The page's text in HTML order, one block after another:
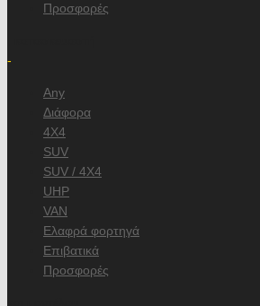
Προσφορές
-
Any
Διάφορα
4X4
SUV
SUV / 4X4
UHP
VAN
Ελαφρά φορτηγά
Επιβατικά
Προσφορές